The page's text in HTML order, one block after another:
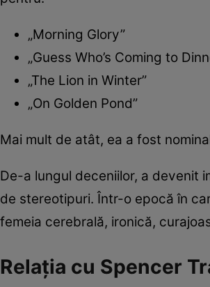
„Morning Glory”
„Guess Who’s Coming to
„The Lion in Winter”
„On Golden Pond”
Mai mult de atât, ea a fost
De-a lungul deceniilor, a devenit
de stereotipuri. Într-o epocă în
femeia cerebrală, ironică,
Relația cu Spencer